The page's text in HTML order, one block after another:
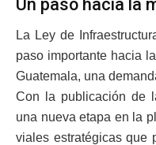
Un paso hacia la
La Ley de
paso importante hacia
Guatemala, una
Con la publicación de
una nueva etapa en la
viales estratégicas que